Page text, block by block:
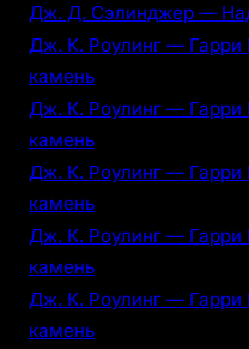
Дж. Д. Сэлинджер —
Дж. К. Роулинг — Гарри
камень
Дж. К. Роулинг — Гарри
камень
Дж. К. Роулинг — Гарри
камень
Дж. К. Роулинг — Гарри
камень
Дж. К. Роулинг — Гарри
камень